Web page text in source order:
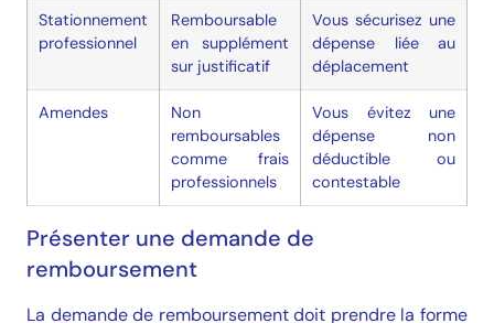
Stationnement
professionnel
Remboursable
en supplément
sur justificatif
Vous sécurisez une
dépense liée au
déplacement
Amendes
Non
remboursables
comme frais
professionnels
Vous évitez une
dépense non
déductible ou
contestable
Présenter une demande de
remboursement
La demande de remboursement doit prendre la forme